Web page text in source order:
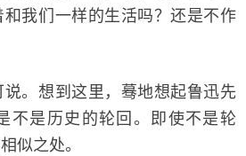
我们一样的生活吗？还是不作
。想到这里，蓦地想起鲁迅先
不是历史的轮回。即使不是轮
似之处。